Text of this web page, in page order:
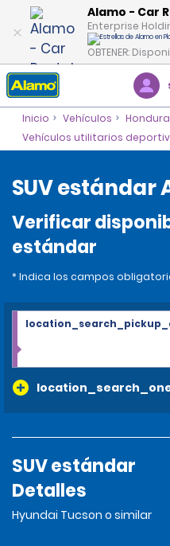
Alamo - Car
Enterprise
OBTENER:
Inicio Vehículos
Vehículos utilitarios
SUV estándar
Verificar
estándar
* Indica los campos
SUV estándar
Detalles
Hyundai Tucson o similar